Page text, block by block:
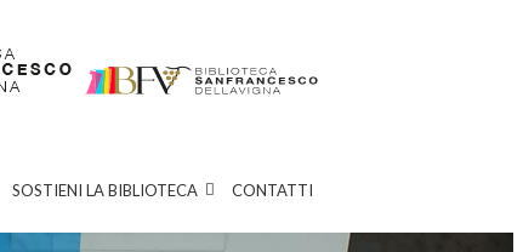
SOSTIENI LA BIBLIOTECA CONTATTI